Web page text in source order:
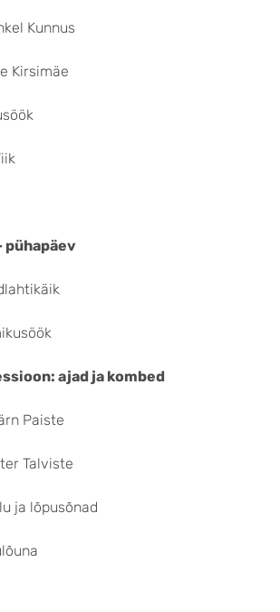
Kunnus
Kirsimäe
pühapäev
ajad ja kombed
Paiste
Talviste
ja lõpusõnad